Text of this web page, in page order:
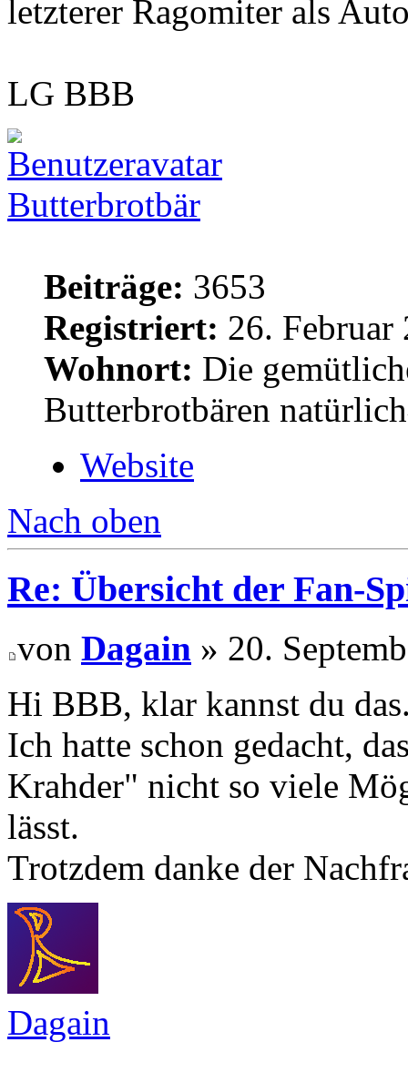
letzterer Ragomiter als
LG BBB
Butterbrotbär
Beiträge: 3653
Registriert: 26. Februar
Wohnort: Die
Butterbrotbären
Website
Nach oben
Re: Übersicht der Fan-
von Dagain » 20.
Hi BBB, klar kannst du
Ich hatte schon gedacht,
Krahder" nicht so viele
lässt.
Trotzdem danke der
Dagain